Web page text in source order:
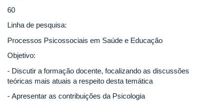
60
Linha de pesquisa:
Processos Psicossociais em Saúde e Educação
Objetivo:
- Discutir a formação docente, focalizando as discussões
teóricas mais atuais a respeito desta temática
- Apresentar as contribuições da Psicologia